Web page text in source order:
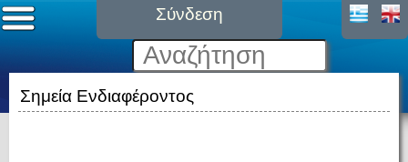
Σύνδεση
Σημεία Ενδιαφέροντος